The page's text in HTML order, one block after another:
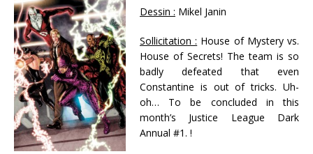
Dessin : Mikel Janin
Sollicitation : House of Mystery vs.
House of Secrets! The team is so
badly defeated that even
Constantine is out of tricks. Uh-
oh… To be concluded in this
month’s Justice League Dark
Annual #1. !